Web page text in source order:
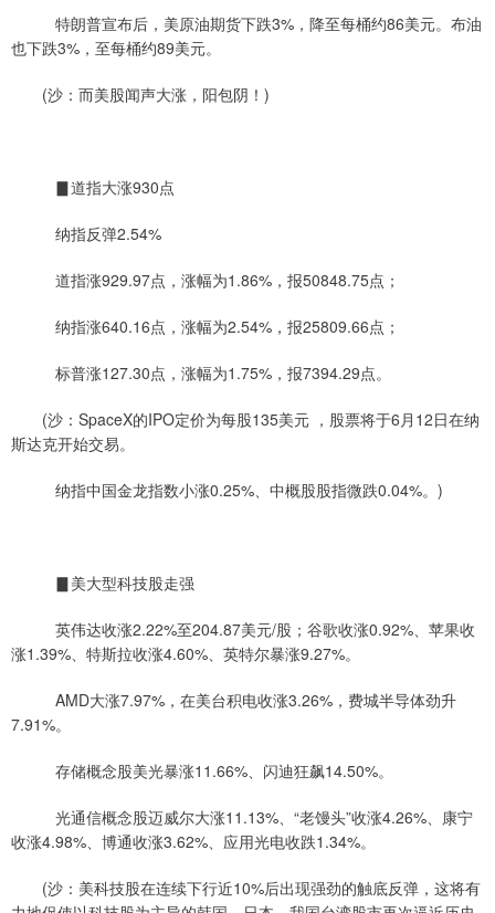
特朗普宣布后，美原油期货下跌3%，降至每桶约86美元。布油
也下跌3%，至每桶约89美元。
(沙：而美股闻声大涨，阳包阴！)
▊道指大涨930点
纳指反弹2.54%
道指涨929.97点，涨幅为1.86%，报50848.75点；
纳指涨640.16点，涨幅为2.54%，报25809.66点；
标普涨127.30点，涨幅为1.75%，报7394.29点。
(沙：SpaceX的IPO定价为每股135美元 ，股票将于6月12日在纳
斯达克开始交易。
纳指中国金龙指数小涨0.25%、中概股股指微跌0.04%。)
▊美大型科技股走强
英伟达收涨2.22%至204.87美元/股；谷歌收涨0.92%、苹果收
涨1.39%、特斯拉收涨4.60%、英特尔暴涨9.27%。
AMD大涨7.97%，在美台积电收涨3.26%，费城半导体劲升
7.91%。
存储概念股美光暴涨11.66%、闪迪狂飙14.50%。
光通信概念股迈威尔大涨11.13%、“老馒头”收涨4.26%、康宁
收涨4.98%、博通收涨3.62%、应用光电收跌1.34%。
(沙：美科技股在连续下行近10%后出现强劲的触底反弹，这将有